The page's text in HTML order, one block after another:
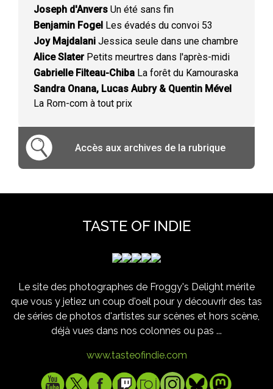
Joseph d'Anvers Un été sans fin
Benjamin Fogel Les évadés du convoi 53
Joy Majdalani Jessica seule dans une chambre
Alice SlaterPetits meurtres dans l'après-midi
Gabrielle Filteau-Chiba La forêt du Kamouraska
Sandra Onana, Lucas Aubry & Quentin Mével
La Rom-com à tout prix
Accès aux archives de la rubrique
TASTE OF INDIE
Le site des photographes de Froggy's Delight mérite
que vous y jetiez un coup d'oeil pour y découvrir des tas
de séries de photos d'artistes sur scènes et hors scène,
déjà vues dans nos colonnes ou pas ...
www.tasteofindie.com